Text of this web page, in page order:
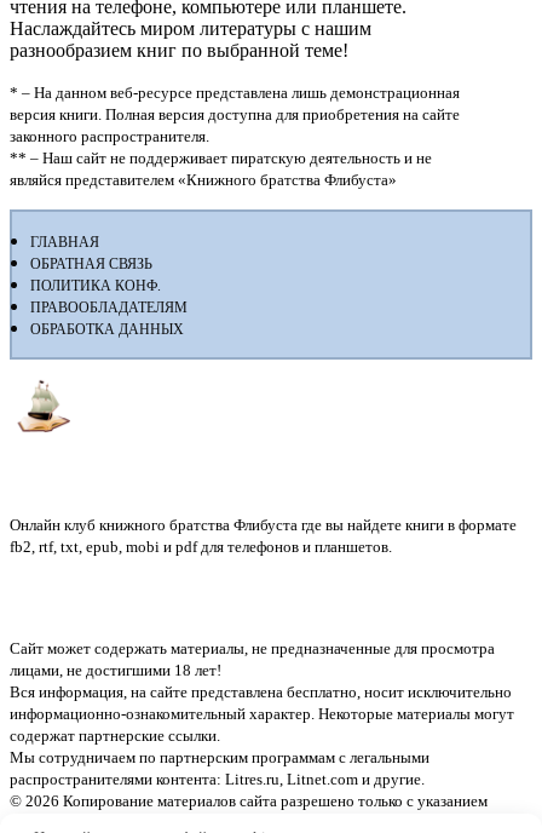
чтения на телефоне, компьютере или планшете.
Наслаждайтесь миром литературы с нашим
разнообразием книг по выбранной теме!
* – На данном веб-ресурсе представлена лишь демонстрационная
версия книги. Полная версия доступна для приобретения на сайте
законного распространителя.
** – Наш сайт не поддерживает пиратскую деятельность и не
являйся представителем «Книжного братства Флибуста»
ГЛАВНАЯ
ОБРАТНАЯ СВЯЗЬ
ПОЛИТИКА КОНФ.
ПРАВООБЛАДАТЕЛЯМ
ОБРАБОТКА ДАННЫХ
Онлайн клуб книжного братства Флибуста где вы найдете книги в формате
fb2, rtf, txt, epub, mobi и pdf для телефонов и планшетов.
Сайт может содержать материалы, не предназначенные для просмотра
лицами, не достигшими 18 лет!
Вся информация, на сайте представлена бесплатно, носит исключительно
информационно-ознакомительный характер. Некоторые материалы могут
содержат партнерские ссылки.
Мы сотрудничаем по партнерским программам с легальными
распространителями контента: Litres.ru, Litnet.com и другие.
© 2026 Копирование материалов сайта разрешено только с указанием